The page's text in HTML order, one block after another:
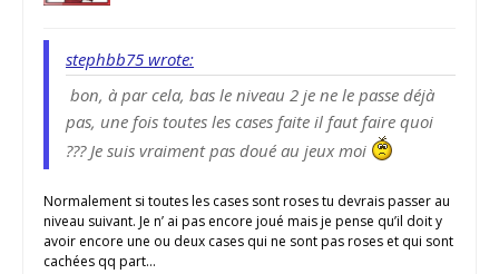
stephbb75 wrote:
bon, à par cela, bas le niveau 2 je ne le passe déjà
pas, une fois toutes les cases faite il faut faire quoi
??? Je suis vraiment pas doué au jeux moi
Normalement si toutes les cases sont roses tu devrais passer au
niveau suivant. Je n’ ai pas encore joué mais je pense qu’il doit y
avoir encore une ou deux cases qui ne sont pas roses et qui sont
cachées qq part…